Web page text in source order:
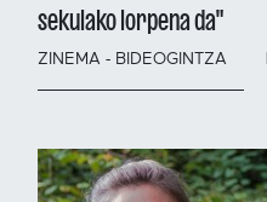
sekulako lorpena da"
ZINEMA - BIDEOGINTZA